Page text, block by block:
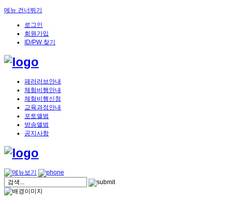
메뉴 건너뛰기
로그인
회원가입
ID/PW 찾기
패러러브안내
체험비행안내
체험비행신청
교육과정안내
포토앨범
방송앨범
공지사항